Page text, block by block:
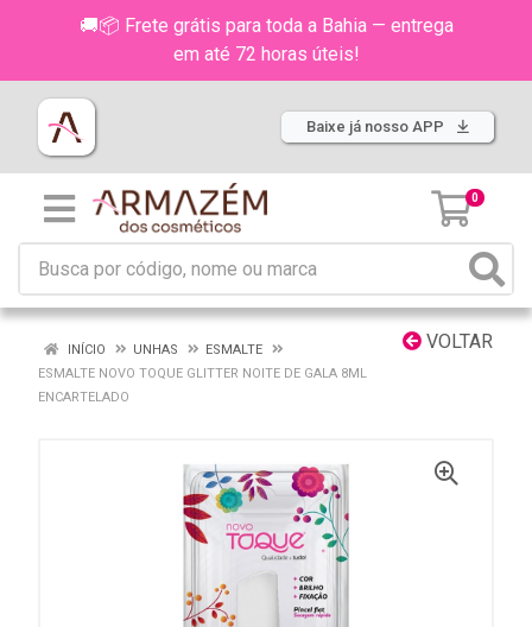
🚚📦 Frete grátis para toda a Bahia — entrega
em até 72 horas úteis!
Baixe já nosso APP
0
VOLTAR
INÍCIO UNHAS
ESMALTE
ESMALTE NOVO TOQUE GLITTER NOITE DE GALA 8ML
ENCARTELADO